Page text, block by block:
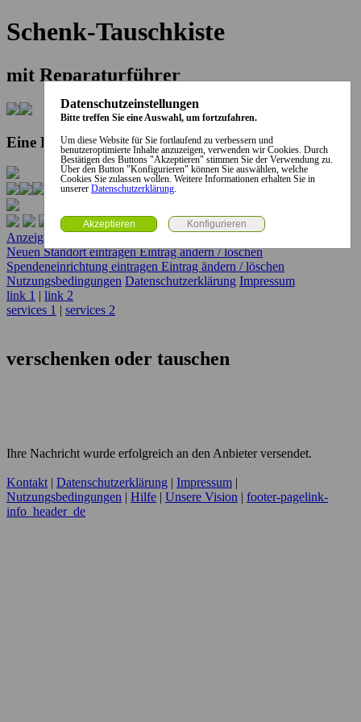
Schenk-Tauschkiste
mit Reparaturführer
Eine Kooperation der Stadt und des Landkreises...
Anzeige erstellen
Neuen Standort eintragenEintrag ändern / löschen
Spendeneinrichtung eintragen Eintrag ändern / löschen
Nutzungsbedingungen Datenschutzerklärung Impressum
link 1 | link 2
services 1 | services 2
verschenken oder tauschen
Ihre Nachricht wurde erfolgreich an den Anbieter versendet.
Kontakt| Datenschutzerklärung Impressum
Nutzungsbedingungen
Hilfe Unsere Vision
footer-pagelink-
info_header_de
Datenschutzeinstellungen
Bitte treffen Sie eine Auswahl, um fortzufahren.
Um diese Website für Sie fortlaufend zu verbessern und
benutzeroptimierte Inhalte anzuzeigen, verwenden wir Cookies. Durch
Bestätigen des Buttons "Akzeptieren" stimmen Sie der Verwendung zu.
Über den Button "Konfigurieren" können Sie auswählen, welche
Cookies Sie zulassen wollen. Weitere Informationen erhalten Sie in
unserer Datenschutzerklärung.